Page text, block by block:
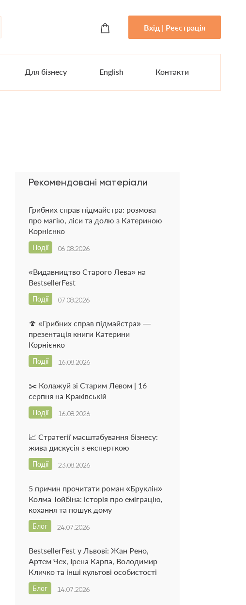
Вхід | Реєстрація
Для бізнесу English Контакти
Рекомендовані матеріали
Грибних справ підмайстра: розмова
про магію, ліси та долю з Катериною
Корнієнко
06.08.2026
Події
«Видавництво Старого Лева» на
BestsellerFest
07.08.2026
Події
🍄 «Грибних справ підмайстра» —
презентація книги Катерини
Корнієнко
16.08.2026
Події
✂️ Колажуй зі Старим Левом | 16
серпня на Краківській
16.08.2026
Події
📈 Стратегії масштабування бізнесу:
жива дискусія з експерткою
23.08.2026
Події
5 причин прочитати роман «Бруклін»
Колма Тойбіна: історія про еміграцію,
кохання та пошук дому
24.07.2026
Блог
BestsellerFest у Львові: Жан Рено,
Артем Чех, Ірена Карпа, Володимир
Кличко та інші культові особистості
14.07.2026
Блог